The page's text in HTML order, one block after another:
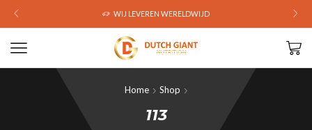
WIJ LEVEREN WERELDWIJD
Home Shop
113